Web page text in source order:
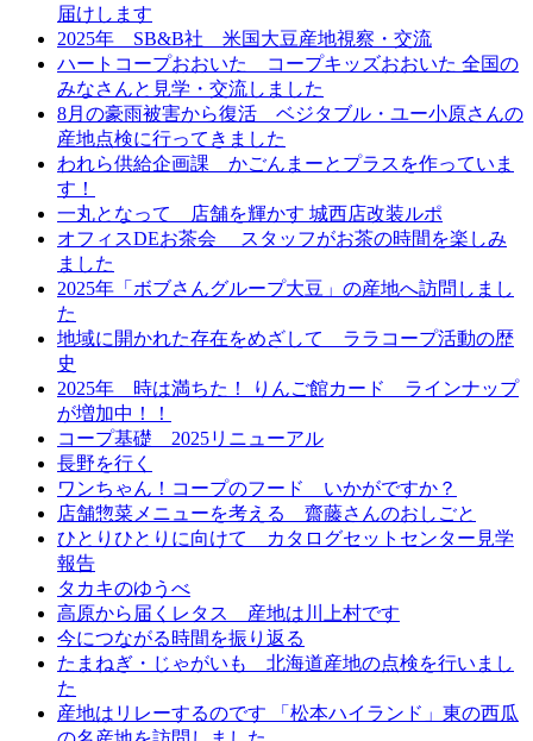
届けします
2025年 SB&B社 米国大豆産地視察・交流
ハートコープおおいた コープキッズおおいた 全国の
みなさんと見学・交流しました
8月の豪雨被害から復活 ベジタブル・ユー小原さんの
産地点検に行ってきました
われら供給企画課 かごんまーとプラスを作っていま
す！
一丸となって 店舗を輝かす 城西店改装ルポ
オフィスDEお茶会 スタッフがお茶の時間を楽しみ
ました
2025年「ボブさんグループ大豆」の産地へ訪問しまし
た
地域に開かれた存在をめざして ララコープ活動の歴
史
2025年 時は満ちた！ りんご館カード ラインナップ
が増加中！！
コープ基礎 2025リニューアル
長野を行く
ワンちゃん！コープのフード いかがですか？
店舗惣菜メニューを考える 齋藤さんのおしごと
ひとりひとりに向けて カタログセットセンター見学
報告
タカキのゆうべ
高原から届くレタス 産地は川上村です
今につながる時間を振り返る
たまねぎ・じゃがいも 北海道産地の点検を行いまし
た
産地はリレーするのです 「松本ハイランド」東の西瓜